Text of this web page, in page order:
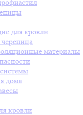
для кровли
материалы
дома
кровли